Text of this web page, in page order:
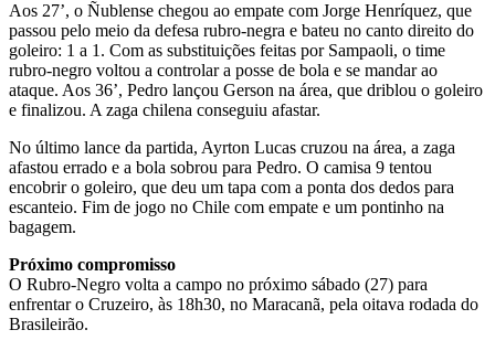
Aos 27’, o Ñublense chegou ao empate com Jorge Henríquez, que
passou pelo meio da defesa rubro-negra e bateu no canto direito do
goleiro: 1 a 1. Com as substituições feitas por Sampaoli, o time
rubro-negro voltou a controlar a posse de bola e se mandar ao
ataque. Aos 36’, Pedro lançou Gerson na área, que driblou o goleiro
e finalizou. A zaga chilena conseguiu afastar.
No último lance da partida, Ayrton Lucas cruzou na área, a zaga
afastou errado e a bola sobrou para Pedro. O camisa 9 tentou
encobrir o goleiro, que deu um tapa com a ponta dos dedos para
escanteio. Fim de jogo no Chile com empate e um pontinho na
bagagem.
Próximo compromisso
O Rubro-Negro volta a campo no próximo sábado (27) para
enfrentar o Cruzeiro, às 18h30, no Maracanã, pela oitava rodada do
Brasileirão.